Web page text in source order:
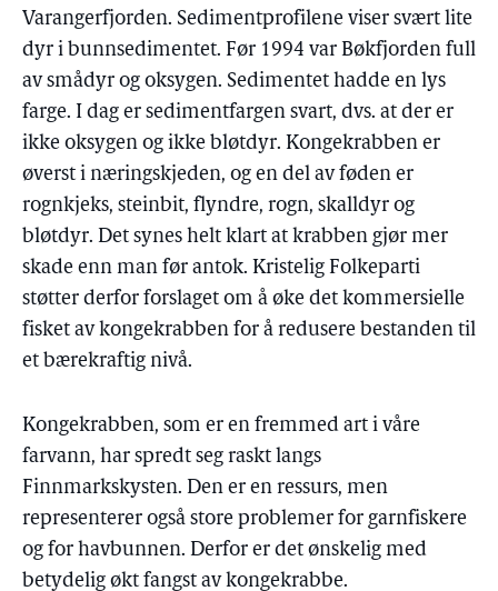
Varangerfjorden. Sedimentprofilene viser svært lite
dyr i bunnsedimentet. Før 1994 var Bøkfjorden full
av smådyr og oksygen. Sedimentet hadde en lys
farge. I dag er sedimentfargen svart, dvs. at der er
ikke oksygen og ikke bløtdyr. Kongekrabben er
øverst i næringskjeden, og en del av føden er
rognkjeks, steinbit, flyndre, rogn, skalldyr og
bløtdyr. Det synes helt klart at krabben gjør mer
skade enn man før antok. Kristelig Folkeparti
støtter derfor forslaget om å øke det kommersielle
fisket av kongekrabben for å redusere bestanden til
et bærekraftig nivå.
Kongekrabben, som er en fremmed art i våre
farvann, har spredt seg raskt langs
Finnmarkskysten. Den er en ressurs, men
representerer også store problemer for garnfiskere
og for havbunnen. Derfor er det ønskelig med
betydelig økt fangst av kongekrabbe.